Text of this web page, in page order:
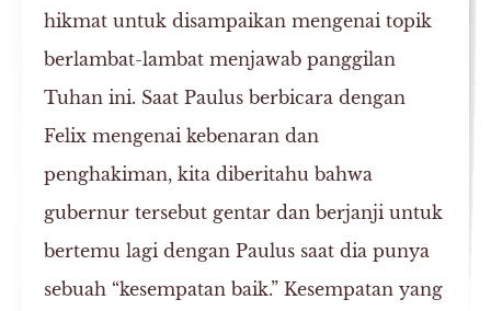
hikmat untuk disampaikan mengenai topik
berlambat-lambat menjawab panggilan
Tuhan ini. Saat Paulus berbicara dengan
Felix mengenai kebenaran dan
penghakiman, kita diberitahu bahwa
gubernur tersebut gentar dan berjanji untuk
bertemu lagi dengan Paulus saat dia punya
sebuah “kesempatan baik.” Kesempatan yang